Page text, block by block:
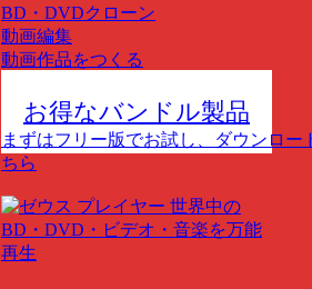
BD・DVDクローン
動画編集
動画作品をつくる
お得なバンドル製品
まずはフリー版でお試し、ダウンロー
ちら